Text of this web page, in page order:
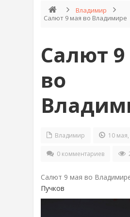
Владимир
Салют 9 мая во Владимире
Салют
во
Владимир 10
0 комментариев
Салют 9 мая во
Пучков